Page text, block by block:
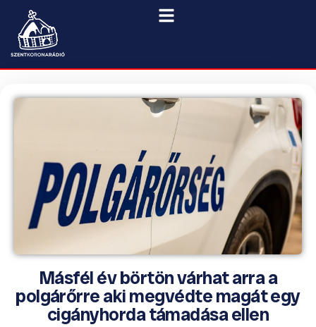
Másfél év börtön várhat arra a
polgárőrre aki megvédte magát egy
cigányhorda támadása ellen